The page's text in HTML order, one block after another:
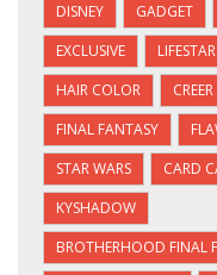
DISNEY
GADGET
EXCLUSIVE
LIFESTAR
HAIR COLOR
FINAL FANTASY
STAR WARS
CARD
KYSHADOW
BROTHERHOOD FINAL